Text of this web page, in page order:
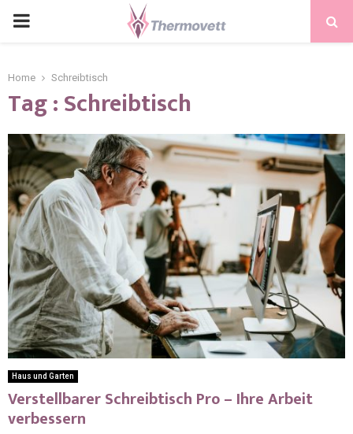
PRIMARY
Home Schreibtisch
Tag : Schreibtisch
Haus und Garten
Verstellbarer Schreibtisch Pro – Ihre Arbeit
verbessern